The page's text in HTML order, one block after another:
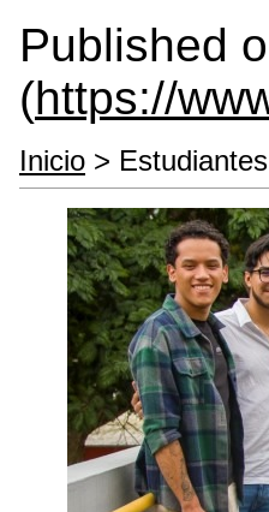
Published
(https://
Inicio >